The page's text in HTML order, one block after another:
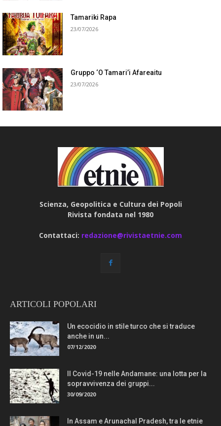
Tamariki Rapa
23/07/2026
Gruppo ‘O Tamari’i Afareaitu
23/07/2026
Scienza, Geopolitica e Cultura dei Popoli
Rivista fondata nel 1980
Contattaci: redazione@rivistaetnie.com
ARTICOLI POPOLARI
Un ecocidio in stile turco che si traduce
anche in un...
07/12/2020
Il Covid-19 nelle Andamane: una lotta per la
sopravvivenza dei gruppi...
30/09/2020
In Assam e Arunachal Pradesh, tra le etnie